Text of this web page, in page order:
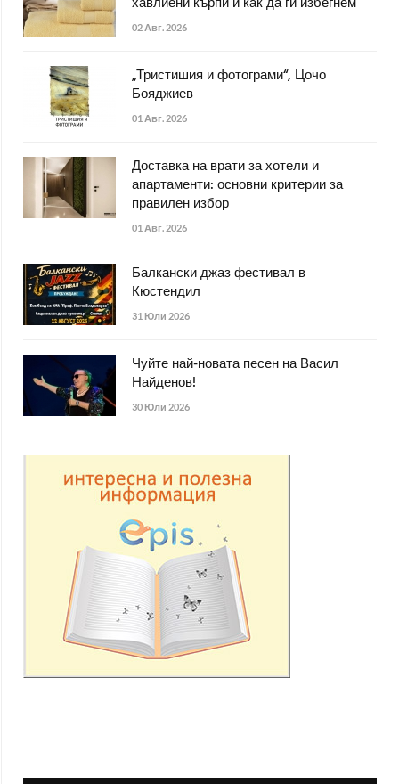
02 Авг. 2026
„Тристишия и фотограми“, Цочо
Бояджиев
01 Авг. 2026
Доставка на врати за хотели и
апартаменти: основни критерии за
правилен избор
01 Авг. 2026
Балкански джаз фестивал в
Кюстендил
31 Юли 2026
Чуйте най-новата песен на Васил
Найденов!
30 Юли 2026